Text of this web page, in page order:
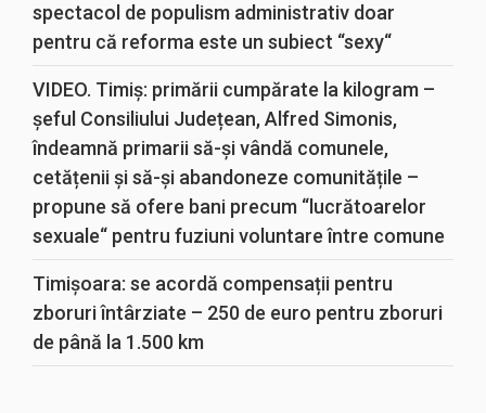
spectacol de populism administrativ doar
pentru că reforma este un subiect “sexy“
VIDEO. Timiș: primării cumpărate la kilogram –
șeful Consiliului Județean, Alfred Simonis,
îndeamnă primarii să-și vândă comunele,
cetățenii și să-și abandoneze comunitățile –
propune să ofere bani precum “lucrătoarelor
sexuale“ pentru fuziuni voluntare între comune
Timișoara: se acordă compensații pentru
zboruri întârziate – 250 de euro pentru zboruri
de până la 1.500 km